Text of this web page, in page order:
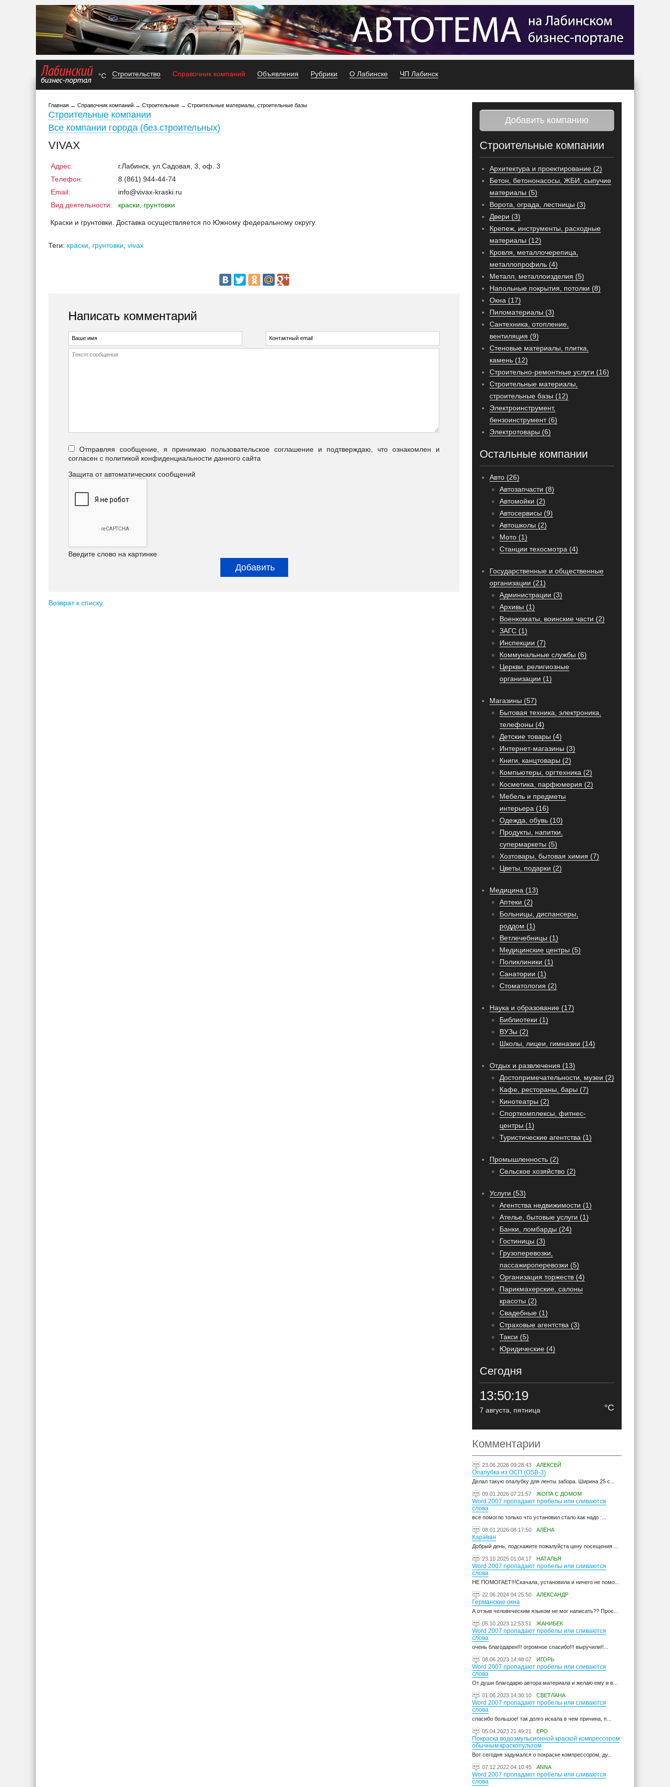
°C Строительство Справочник компаний Объявления Рубрики О Лабинске ЧП Лабинск
Главная → Справочник компаний → Строительные → Строительные материалы, строительные базы
Строительные компании
Все компании города (без строительных)
VIVAX
Адрес:
г.Лабинск, ул.Садовая, 3, оф. 3
Телефон:
8 (861) 944-44-74
Email:
info@vivax-kraski.ru
Вид деятельности:
краски, грунтовки
Краски и грунтовки. Доставка осуществляется по Южному федеральному округу.
Теги: краски грунтовки vivax
Написать комментарий
Отправляя сообщение, я принимаю пользовательское соглашение и подтверждаю, что ознакомлен и
согласен с политикой конфиденциальности данного сайта
Защита от автоматических сообщений
Введите слово на картинке
Возврат к списку
Добавить компанию
Строительные компании
Архитектура и проектирование (2)
Бетон, бетононасосы, ЖБИ, сыпучие
материалы (5)
Ворота, ограда, лестницы (3)
Двери (3)
Крепеж, инструменты, расходные
материалы (12)
Кровля, металлочерепица,
металлопрофиль (4)
Металл, металлоизделия (5)
Напольные покрытия, потолки (8)
Окна (17)
Пиломатериалы (3)
Сантехника, отопление,
вентиляция (9)
Стеновые материалы, плитка,
камень (12)
Строительно-ремонтные услуги (16)
Строительные материалы,
строительные базы (12)
Электроинструмент,
бензоинструмент (6)
Электротовары (6)
Остальные компании
Авто (26)
Автозапчасти (8)
Автомойки (2)
Автосервисы (9)
Автошколы (2)
Мото (1)
Станции техосмотра (4)
Государственные и общественные
организации (21)
Администрации (3)
Архивы (1)
Военкоматы, воинские части (2)
ЗАГС (1)
Инспекции (7)
Коммунальные службы (6)
Церкви, религиозные
организации (1)
Магазины (57)
Бытовая техника, электроника,
телефоны (4)
Детские товары (4)
Интернет-магазины (3)
Книги, канцтовары (2)
Компьютеры, оргтехника (2)
Косметика, парфюмерия (2)
Мебель и предметы
интерьера (16)
Одежда, обувь (10)
Продукты, напитки,
супермаркеты (5)
Хозтовары, бытовая химия (7)
Цветы, подарки (2)
Медицина (13)
Аптеки (2)
Больницы, диспансеры,
роддом (1)
Ветлечебницы (1)
Медицинские центры (5)
Поликлиники (1)
Санатории (1)
Стоматология (2)
Наука и образование (17)
Библиотеки (1)
ВУЗы (2)
Школы, лицеи, гимназии (14)
Отдых и развлечения (13)
Достопримечательности, музеи (2)
Кафе, рестораны, бары (7)
Кинотеатры (2)
Спорткомплексы, фитнес-
центры (1)
Туристические агентства (1)
Промышленность (2)
Сельское хозяйство (2)
Услуги (53)
Агентства недвижимости (1)
Ателье, бытовые услуги (1)
Банки, ломбарды (24)
Гостиницы (3)
Грузоперевозки,
пассажироперевозки (5)
Организация торжеств (4)
Парикмахерские, салоны
красоты (2)
Свадебные (1)
Страховые агентства (3)
Такси (5)
Юридические (4)
Сегодня
°C
13:50:19
7 августа, пятница
Комментарии
23.06.2026 09:28:43 АЛЕКСЕЙ
Опалубка из ОСП (OSB-3)
Делал такую опалубку для ленты забора. Ширина 25 с...
09.01.2026 07:21:57 ЖОПА С ДОМОМ
Word 2007 пропадают пробелы или сливаются
слова
все помогло только что установил стало как надо :...
08.01.2026 08:17:50 АЛЁНА
Караван
Добрый день, подскажите пожалуйста цену посещения ...
23.10.2025 01:04:17 НАТАЛЬЯ
Word 2007 пропадают пробелы или сливаются
слова
НЕ ПОМОГАЕТ!!!Скачала, установила и ничего не помо...
22.06.2024 04:25:50 АЛЕКСАНДР
Германские окна
А отзыв человеческим языком не мог написать?? Прос...
05.10.2023 12:53:51 ЖАНИБЕК
Word 2007 пропадают пробелы или сливаются
слова
очень благодарен!!! огромное спасибо!!! выручили!!...
08.06.2023 14:48:07 ИГОРЬ
Word 2007 пропадают пробелы или сливаются
слова
От души благодарю автора материала и желаю ему и в...
01.06.2023 14:30:10 СВЕТЛАНА
Word 2007 пропадают пробелы или сливаются
слова
спасибо большое! так долго искала в чем причина, п...
05.04.2023 21:49:21 ЕРО
Покраска водоэмульсионной краской компрессором
обычным краскопультом
Вот сегодня задумался о покраске компрессором, ду...
07.12.2022 04:10:45 ANNA
Word 2007 пропадают пробелы или сливаются
слова